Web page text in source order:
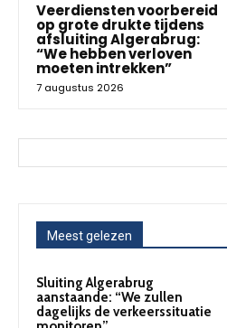
Veerdiensten voorbereid
op grote drukte tijdens
afsluiting Algerabrug:
“We hebben verloven
moeten intrekken”
7 augustus 2026
Meest gelezen
Sluiting Algerabrug
aanstaande: “We zullen
dagelijks de verkeerssituatie